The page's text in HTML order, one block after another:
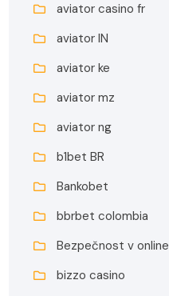
aviator casino fr
aviator IN
aviator ke
aviator mz
aviator ng
b1bet BR
Bankobet
bbrbet colombia
Bezpečnost v online
bizzo casino